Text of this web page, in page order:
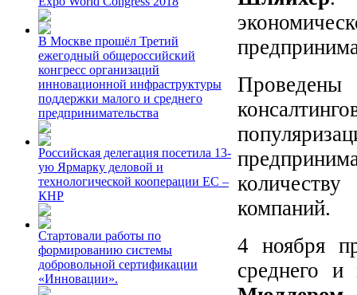
В Москве прошёл Третий
ежегодный общероссийский
конгресс организаций
инновационной инфраструктуры
поддержки малого и среднего
предпринимательства
Российская делегация посетила 13-
ую Ярмарку деловой и
технологической кооперации ЕС –
КНР
Стартовали работы по
формированию системы
добровольной сертификации
«Инновации».
компаний.
4 ноября
среднего